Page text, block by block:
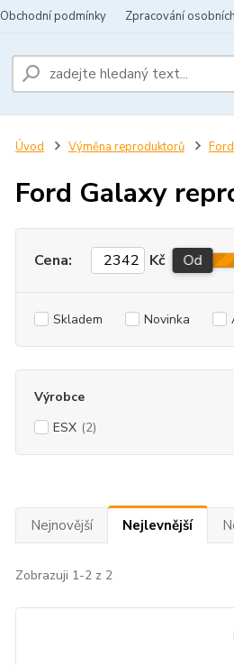
Obchodní podmínky Zpracování
Úvod Výměna reproduktorů Ford
Ford Galaxy
Cena: Kč Od
Skladem Novinka
Výrobce
ESX (2)
Nejnovější Nejlevnější
Zobrazuji 1-2 z 2